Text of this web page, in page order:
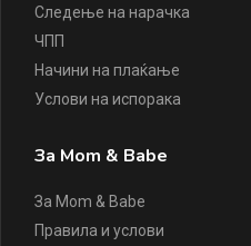
Следење на нарачка
ЧПП
Начини на плаќање
Услови на испорака
За Mom & Babe
За Mom & Babe
Правила и услови